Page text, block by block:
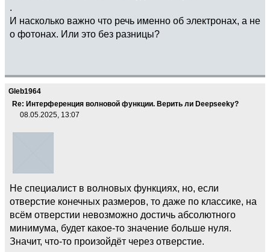
.
И насколько важно что речь именно об электронах, а не
о фотонах. Или это без разницы?
Gleb1964
Re: Интерференция волновой функции. Верить ли Deepseekу?
08.05.2025, 13:07
Не специалист в волновых функциях, но, если
отверстие конечных размеров, то даже по классике, на
всём отверстии невозможно достичь абсолютного
минимума, будет какое-то значение больше нуля.
Значит, что-то произойдёт через отверстие.